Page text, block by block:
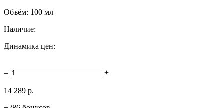
Объём: 100 мл
Наличие:
Динамика цен:
– +
14 289 р.